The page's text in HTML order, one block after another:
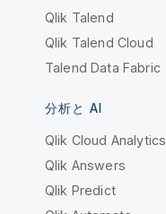
Qlik Talend
Qlik Talend Cloud
Talend Data Fabric
分析と AI
Qlik Cloud Analytics
Qlik Answers
Qlik Predict